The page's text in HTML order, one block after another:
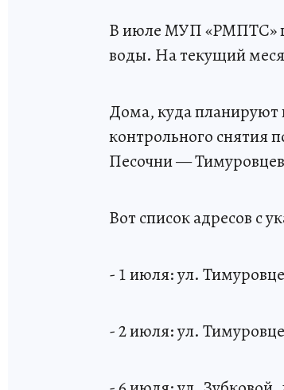
В июле МУП «РМПТС»
воды. На текущий
Дома, куда планируют
контрольного снятия
Песочни —
Вот список адресов с
- 1 июля: ул.
- 2 июля: ул.